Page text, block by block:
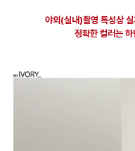
야외(실내)촬영 특성상
정확한 컬러는